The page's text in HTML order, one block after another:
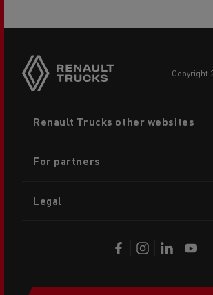
copyright
menu
Renault Trucks other websites
For partners
Legal